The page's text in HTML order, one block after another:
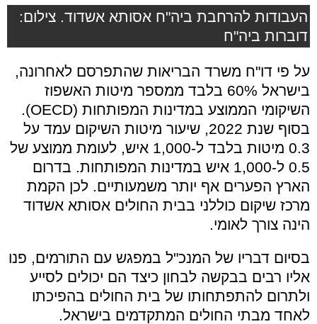
העבודות להרחבת ביה"ח אסותא אשדוד. צילום:
דוברות ביה"ח
על פי דו"ח משרד הבריאות שהתפרסם לאחרונה,
בישראל 60% בלבד ממספר מיטות האשפוז
השיקומי הממוצע במדינות המפותחות (OECD
).
בסוף שנת 2022, שיעור מיטות השיקום עמד על
0.3 מיטות בלבד ל-1,000 איש, לעומת ממוצע של
0.5 ל-1,000 איש במדינות המפותחות. בדרום
הארץ הפערים אף יותר משמעותיים. לכן הקמת
מרכז שיקום כוללני בבית החולים אסותא אשדוד
הינה צורך לאומי.
בסיום דבריו של המנכ"ל במפגש עם התורמים, פנו
אליו רבים בבקשה לבחון כיצד הם יכולים לסייע
ולתרום להתפתחותו של בית החולים בהפיכתו
לאחד מבתי החולים המתקדמים בישראל.